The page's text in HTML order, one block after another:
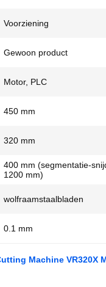
Voorziening
Gewoon product
Motor, PLC
450 mm
320 mm
400 mm (segmentatie-
1200 mm)
wolfraamstaalbladen
0.1 mm
Machine VR320X